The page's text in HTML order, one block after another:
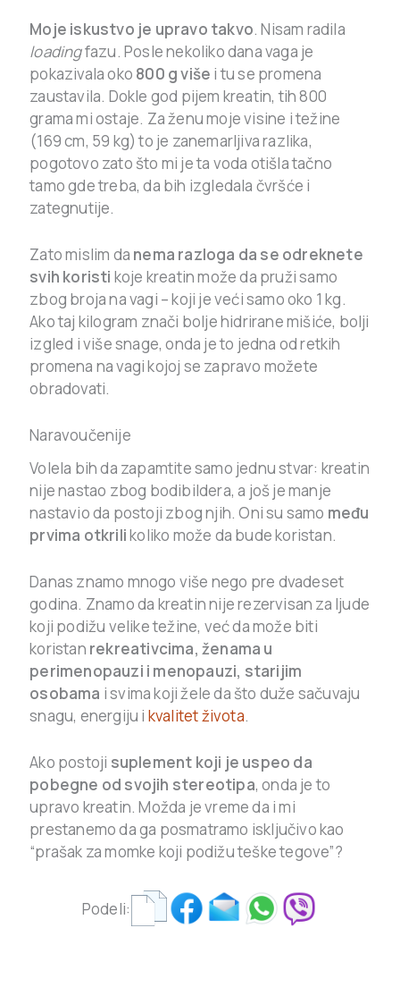
Moje iskustvo je upravo takvo. Nisam radila
loadingfazu. Posle nekoliko dana vaga je
pokazivala oko 800 g više i tu se promena
zaustavila. Dokle god pijem kreatin, tih 800
grama mi ostaje. Za ženu moje visine i težine
(169 cm, 59 kg) to je zanemarljiva razlika,
pogotovo zato što mi je ta voda otišla tačno
tamo gde treba, da bih izgledala čvršće i
zategnutije.
Zato mislim da nema razloga da se odreknete
svih koristi koje kreatin može da pruži samo
zbog broja na vagi – koji je veći samo oko 1 kg.
Ako taj kilogram znači bolje hidrirane mišiće, bolji
izgled i više snage, onda je to jedna od retkih
promena na vagi kojoj se zapravo možete
obradovati.
Naravoučenije
Volela bih da zapamtite samo jednu stvar: kreatin
nije nastao zbog bodibildera, a još je manje
nastavio da postoji zbog njih. Oni su samo među
prvima otkrilikoliko može da bude koristan.
Danas znamo mnogo više nego pre dvadeset
godina. Znamo da kreatin nije rezervisan za ljude
koji podižu velike težine, već da može biti
koristan rekreativcima, ženama u
perimenopauzi i menopauzi, starijim
osobama i svima koji žele da što duže sačuvaju
snagu, energiju i kvalitet života.
Ako postoji suplement koji je uspeo da
pobegne od svojih stereotipa, onda je to
upravo kreatin. Možda je vreme da i mi
prestanemo da ga posmatramo isključivo kao
“prašak za momke koji podižu teške tegove”?
Podeli: